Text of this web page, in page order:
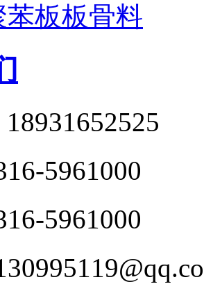
苯板板骨料
5961000
5961000